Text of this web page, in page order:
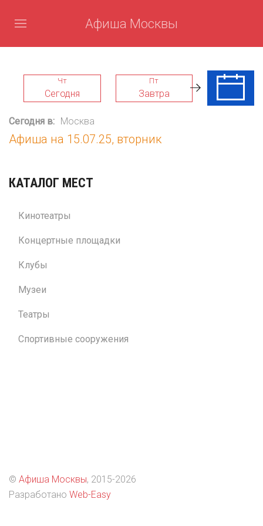
Афиша Москвы
Чт
Сегодня
Пт
Завтра
Сб
Сегодня в: Москва
Афиша на 15.07.25, вторник
КАТАЛОГ МЕСТ
Кинотеатры
Концертные площадки
Клубы
Музеи
Театры
Спортивные сооружения
© Афиша Москвы, 2015-2026
Разработано Web-Easy